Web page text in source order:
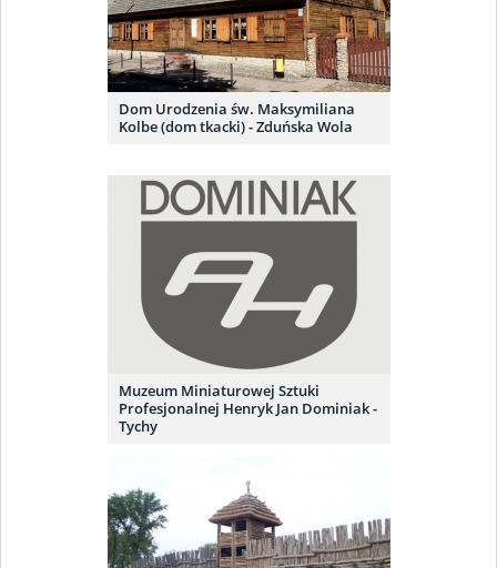
Dom Urodzenia św. Maksymiliana
Kolbe (dom tkacki) - Zduńska Wola
Muzeum Miniaturowej Sztuki
Profesjonalnej Henryk Jan Dominiak -
Tychy